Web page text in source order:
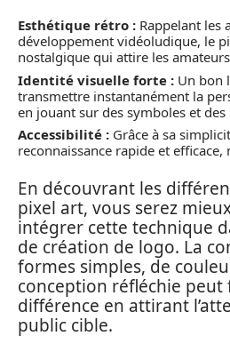
Esthétique rétro : Rappelant les
développement vidéoludique, le
nostalgique qui attire les
Identité visuelle forte : Un bon
transmettre instantanément la
en jouant sur des symboles et
Accessibilité : Grâce à sa
reconnaissance rapide et
En découvrant les
pixel art, vous serez
intégrer cette technique
de création de logo. La
formes simples, de
conception réfléchie
différence en attirant
public cible.